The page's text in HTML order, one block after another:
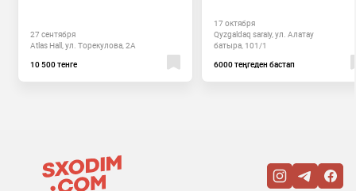
27 сентября
Atlas Hall, ул. Торекулова, 2А
10 500 тенге
17 октября
Qyzgaldaq saraiy, ул. Алатау
батыра, 101/1
6000 теңгеден бастап